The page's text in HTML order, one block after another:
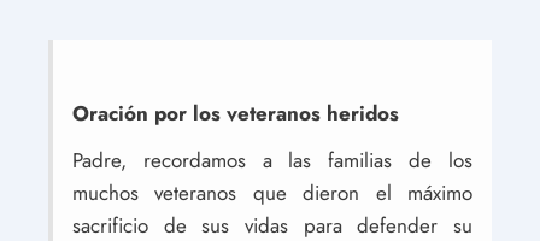
Oración por los veteranos heridos
Padre, recordamos a las familias de los
muchos veteranos que dieron el máximo
sacrificio de sus vidas para defender su